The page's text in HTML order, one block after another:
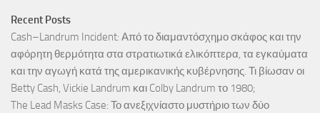
Recent Posts
Cash–Landrum Incident: Από το διαμαντόσχημο σκάφος και την
αφόρητη θερμότητα στα στρατιωτικά ελικόπτερα, τα εγκαύματα
και την αγωγή κατά της αμερικανικής κυβέρνησης. Τι βίωσαν οι
Betty Cash, Vickie Landrum και Colby Landrum το 1980;
The Lead Masks Case: Το ανεξιχνίαστο μυστήριο των δύο